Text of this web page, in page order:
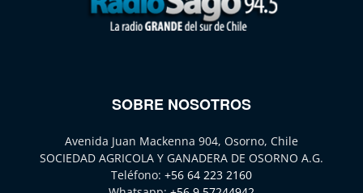
SOBRE NOSOTROS
Avenida Juan Mackenna 904, Osorno, Chile
SOCIEDAD AGRICOLA Y GANADERA DE OSORNO A.G.
Teléfono: +56 64 223 2160